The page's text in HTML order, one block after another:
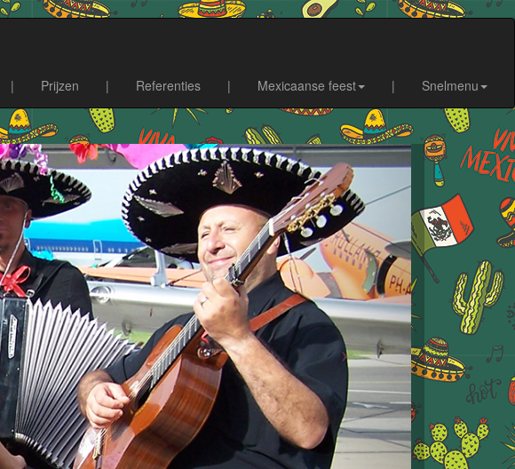
| Prijzen | Referenties | Mexicaanse feest | Snelmenu